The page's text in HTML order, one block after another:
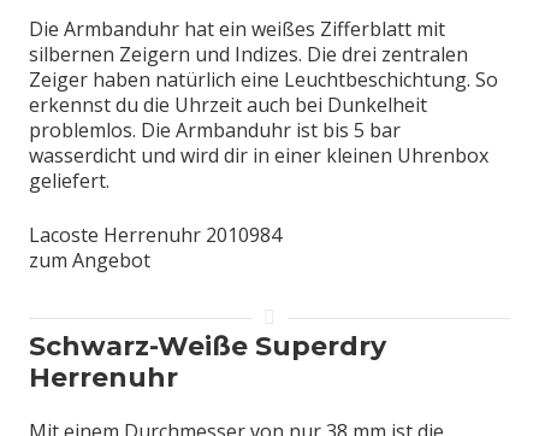
Die Armbanduhr hat ein weißes Zifferblatt mit
silbernen Zeigern und Indizes. Die drei zentralen
Zeiger haben natürlich eine Leuchtbeschichtung. So
erkennst du die Uhrzeit auch bei Dunkelheit
problemlos. Die Armbanduhr ist bis 5 bar
wasserdicht und wird dir in einer kleinen Uhrenbox
geliefert.
Lacoste Herrenuhr 2010984
zum Angebot
Schwarz-Weiße Superdry
Herrenuhr